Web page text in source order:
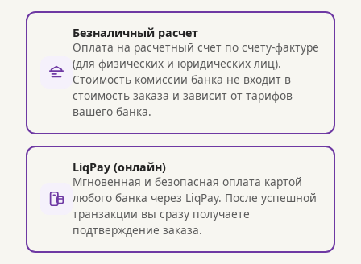
Безналичный расчет
Оплата на расчетный счет по счету-фактуре
(для физических и юридических лиц).
Стоимость комиссии банка не входит в
стоимость заказа и зависит от тарифов
вашего банка.
LiqPay (онлайн)
Мгновенная и безопасная оплата картой
любого банка через LiqPay. После успешной
транзакции вы сразу получаете
подтверждение заказа.